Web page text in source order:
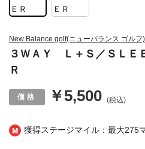
獲得ステージマイル：最大275
New Balance golf(ニューバランス ゴルフ)
３ＷＡＹ Ｌ＋Ｓ／ＳＬＥ
Ｒ
￥5,500 (税込)